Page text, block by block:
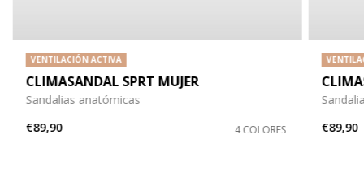
VENTILACIÓN ACTIVA
CLIMASANDAL SPRT MUJER
Sandalias anatómicas
€89,90
4 COLORES
€89,90